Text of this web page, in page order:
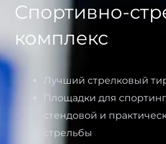
Спортивно-
комплекс
Лучший стрелковый
Площадки для
стендовой и
стрельбы